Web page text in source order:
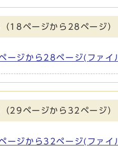
18ページから28ページ）
ージから28ページ(ファ
29ページから32ページ）
ージから32ページ(ファ